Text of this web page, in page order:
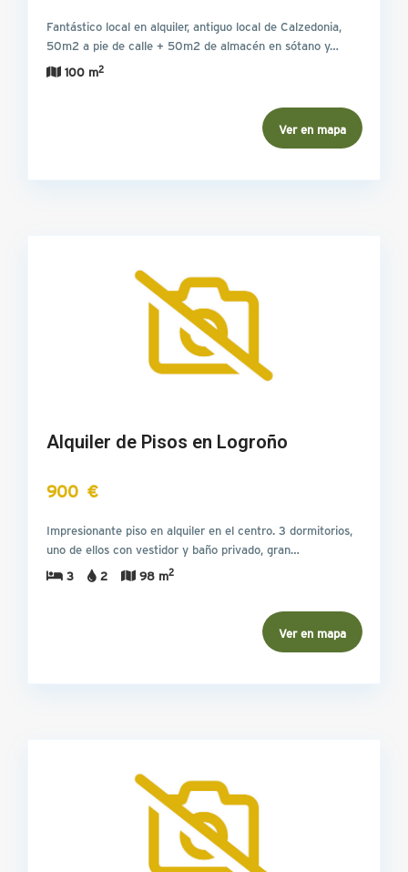
Fantástico local en alquiler, antiguo local de Calzedonia,
50m2 a pie de calle + 50m2 de almacén en sótano y…
100 m2
Ver en mapa
Alquiler de Pisos en Logroño
900 €
Impresionante piso en alquiler en el centro. 3 dormitorios,
uno de ellos con vestidor y baño privado, gran…
3
2 98 m2
Ver en mapa